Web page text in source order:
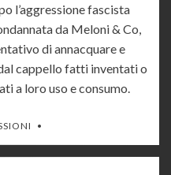
l’aggressione fascista
da Meloni & Co,
di annacquare e
cappello fatti inventati o
a loro uso e consumo.